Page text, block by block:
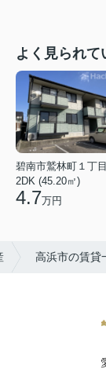
よく見られて
碧南市鷲林町１丁目
2DK (45.20㎡)
4.7万円
高浜市の賃貸